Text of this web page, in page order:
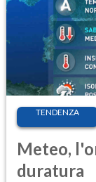
TENDENZA
Meteo,
duratura